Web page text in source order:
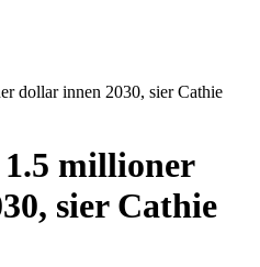
dollar innen 2030, sier Cathie
millioner
sier Cathie